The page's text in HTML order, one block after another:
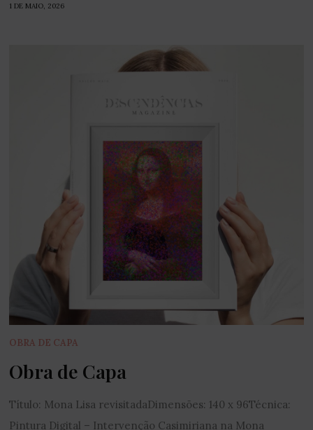
1 DE MAIO, 2026
OBRA DE CAPA
Obra de Capa
Título: Mona Lisa revisitadaDimensões: 140 x 96Técnica:
Pintura Digital – Intervenção Casimiriana na Mona